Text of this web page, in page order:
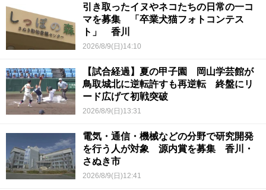
引き取ったイヌやネコたちの日常の一コ
マを募集 「卒業犬猫フォトコンテス
ト」 香川
2026/8/9(日)14:10
【試合経過】夏の甲子園 岡山学芸館が
鳥取城北に逆転許すも再逆転 終盤にリ
ード広げて初戦突破
2026/8/9(日)13:31
電気・通信・機械などの分野で研究開発
を行う人が対象 源内賞を募集 香川・
さぬき市
2026/8/9(日)12:41